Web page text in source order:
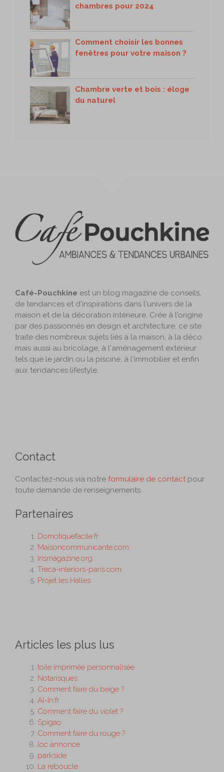
chambres pour 2024
Comment choisir les bonnes
fenêtres pour votre maison ?
Chambre verte et bois : éloge
du naturel
Café-Pouchkine est un blog magazine de conseils,
de tendances et d'inspirations dans l'univers de la
maison et de la décoration intérieure. Crée à l'origine
par des passionnés en design et architecture, ce site
traite des nombreux sujets liés à la maison, à la déco
mais aussi au bricolage, à l'aménagement extérieur
tels que le jardin ou la piscine, à l'immobilier et enfin
aux tendances lifestyle.
Contact
Contactez-nous via notre formulaire de contact pour
toute demande de renseignements.
Partenaires
Domotiquefacile.fr
Maisoncommunicante.com
Irismagazine.org
Treca-interiors-paris.com
Projet les Halles
Articles les plus lus
toile imprimée personnalisée
Notarisques
Comment faire du beige ?
Al-In.fr
Comment faire du violet ?
Spigao
Comment faire du rouge ?
loc annonce
parkside
La reboucle